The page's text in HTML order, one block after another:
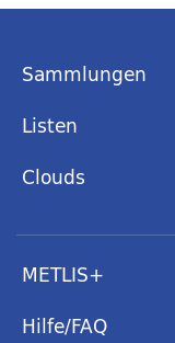
Sammlungen
Listen
Clouds
METLIS+
Hilfe/FAQ